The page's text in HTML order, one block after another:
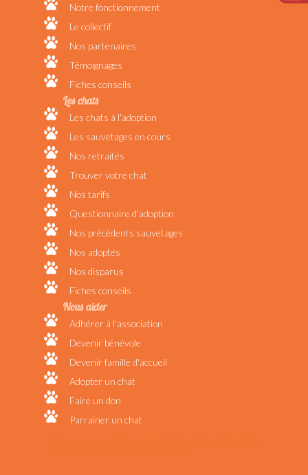
Notre fonctionnement
Le collectif
Nos partenaires
Témoignages
Fiches conseils
Les chats
Les chats à l'adoption
Les sauvetages en cours
Nos retraités
Trouver votre chat
Nos tarifs
Questionnaire d'adoption
Nos précédents sauvetages
Nos adoptés
Nos disparus
Fiches conseils
Nous aider
Adhérer à l'association
Devenir bénévole
Devenir famille d'accueil
Adopter un chat
Faire un don
Parrainer un chat